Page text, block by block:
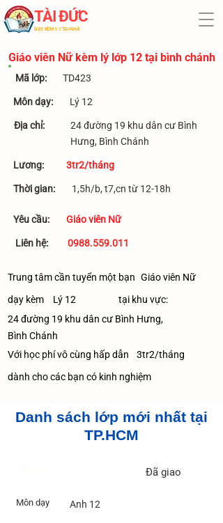
TÀI ĐỨC
​DẠY KÈM 1:1 TẠI NHÀ
Giáo viên Nữ kèm lý lớp 12 tại bình chánh
​Mã lớp: TD423
Môn dạy: Lý 12
Địa chỉ:
24 đường 19 khu dân cư Bình
Hưng, Bình Chánh
​Lương: 3tr2/tháng
Thời gian: 1,5h/b, t7,cn từ 12-18h
Yêu cầu: Giáo viên Nữ
0988.559.011
Liên hệ:
Trung tâm cần tuyển một bạn Giáo viên Nữ
dạy kèm
Lý 12
tại khu vực:
24 đường 19 khu dân cư Bình Hưng,
Bình Chánh
Với học phí vô cùng hấp dẫn
3tr2/tháng
dành cho các bạn có kinh nghiệm
Danh sách lớp mới nhất tại
TP.HCM
Đã giao
Môn dạy Anh 12